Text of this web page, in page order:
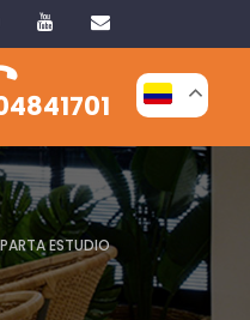
ESTUDIO